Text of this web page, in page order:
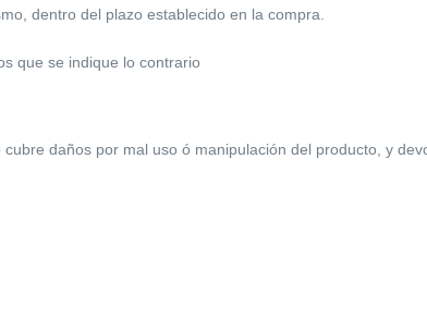
dentro del plazo establecido en la compra.
que se indique lo contrario
daños por mal uso ó manipulación del producto, y